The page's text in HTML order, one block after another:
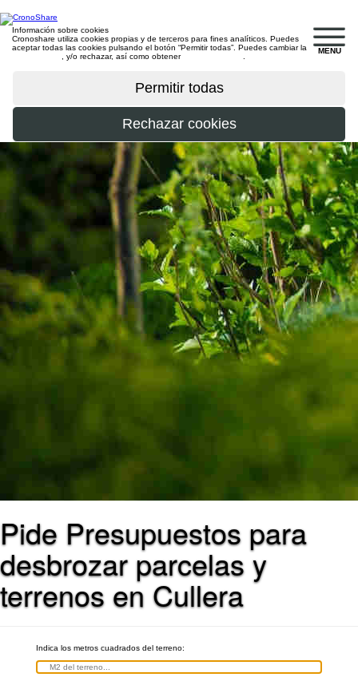
MENU
Información sobre cookies
Cronoshare utiliza cookies propias y de terceros para fines analíticos. Puedes
aceptar todas las cookies pulsando el botón “Permitir todas”. Puedes cambiar la
, y/o rechazar, así como obtener
Pide Presupuestos para
desbrozar parcelas y
terrenos en Cullera
Indica los metros cuadrados del terreno: